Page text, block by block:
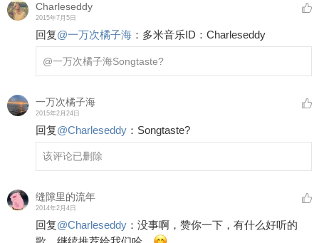
Charleseddy
2015年7月5日
回复@一万次橘子海 ： 多米音乐ID：Charleseddy
@一万次橘子海Songtaste?
一万次橘子海
2015年2月24日
回复@Charleseddy ： Songtaste?
该评论已删除
缝隙里的流年
2014年2月4日
回复@Charleseddy ： 没事啊，赞你一下，有什么好听的